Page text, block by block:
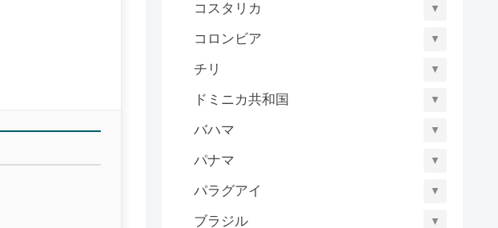
コスタリカ ▼
コロンビア ▼
チリ ▼
ドミニカ共和国 ▼
バハマ ▼
パナマ ▼
パラグアイ ▼
ブラジル ▼